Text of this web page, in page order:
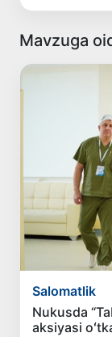
Mavzuga
Salomatlik
Nukusda
aksiyasi